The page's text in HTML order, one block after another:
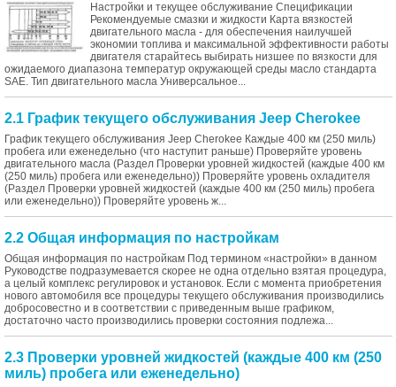
Настройки и текущее обслуживание Спецификации
Рекомендуемые смазки и жидкости Карта вязкостей
двигательного масла - для обеспечения наилучшей
экономии топлива и максимальной эффективности работы
двигателя старайтесь выбирать низшее по вязкости для
ожидаемого диапазона температур окружающей среды масло стандарта
SAE. Тип двигательного масла Универсальное...
2.1 График текущего обслуживания Jeep Cherokee
График текущего обслуживания Jeep Cherokee Каждые 400 км (250 миль)
пробега или еженедельно (что наступит раньше) Проверяйте уровень
двигательного масла (Раздел Проверки уровней жидкостей (каждые 400 км
(250 миль) пробега или еженедельно)) Проверяйте уровень охладителя
(Раздел Проверки уровней жидкостей (каждые 400 км (250 миль) пробега
или еженедельно)) Проверяйте уровень ж...
2.2 Общая информация по настройкам
Общая информация по настройкам Под термином «настройки» в данном
Руководстве подразумевается скорее не одна отдельно взятая процедура,
а целый комплекс регулировок и установок. Если с момента приобретения
нового автомобиля все процедуры текущего обслуживания производились
добросовестно и в соответствии с приведенным выше графиком,
достаточно часто производились проверки состояния подлежа...
2.3 Проверки уровней жидкостей (каждые 400 км (250
миль) пробега или еженедельно)